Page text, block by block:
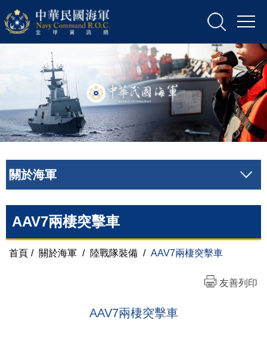
關於海軍
AAV7兩棲突擊車
首頁 / 關於海軍 / 陸戰隊裝備 / AAV7兩棲突擊車
友善列印
AAV7兩棲突擊車